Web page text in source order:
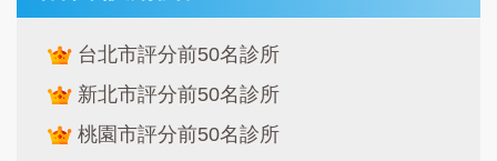
台北市評分前50名診所
新北市評分前50名診所
桃園市評分前50名診所